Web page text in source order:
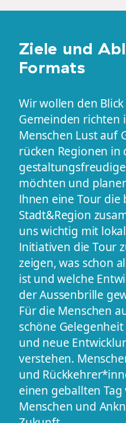
Ziele und
Formats
Wir wollen den
Gemeinden richten
Menschen Lust auf
rücken Regionen in
möchten und
Ihnen eine Tour
Stadt&Region
uns wichtig mit
Initiativen die Tour
zeigen, was schon
ist und welche
der Aussenbrille
Für die Menschen
schöne
und neue
verstehen.
und
einen geballten
Menschen und